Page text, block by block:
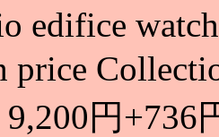
edifice
price
円+736